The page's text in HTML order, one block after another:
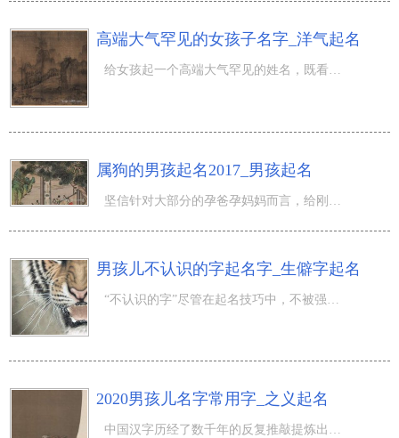
高端大气罕见的女孩子名字_洋气起名
属狗的男孩起名2017_男孩起名
男孩儿不认识的字起名字_生僻字起名
2020男孩儿名字常用字_之义起名